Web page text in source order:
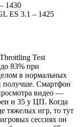
1430
ES 3.1 – 1425
Test
83% при
в нормальных
получше. Смартфон
видео —
и 35 у ЦП. Когда
тяжелых игр, то тут
сессиях он